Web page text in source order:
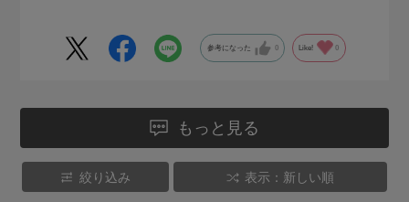
参考になった 0 Like! 0
もっと見る
絞り込み 表示：新しい順